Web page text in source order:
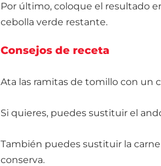
Por último, coloque el resultado
cebolla verde restante.
Consejos de receta
Ata las ramitas de tomillo con un
Si quieres, puedes sustituir el
También puedes sustituir la
conserva.